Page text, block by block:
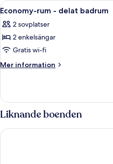
badrum
Öppna
alla
foton
för
Economy-
rum
badrum
12
Economy-rum - delat badrum
2 sovplatser
2 enkelsängar
Gratis wi-fi
Mer information
Mer
rum
-
delat
badrum
Liknande boenden
Hotell Fängelset